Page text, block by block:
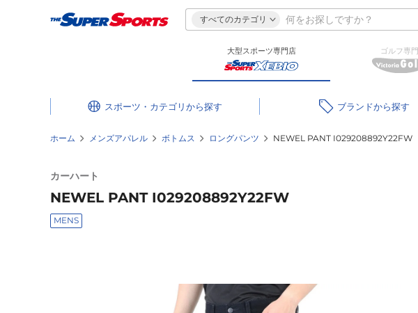
すべてのカテゴリ
大型スポーツ専門店 ゴルフ専門
スポーツ・カテゴリ ブランド
ホーム メンズアパレル ボトムス ロングパンツ NEWEL PANT I029208892Y22FW
カーハート
NEWEL PANT I029208892Y22FW
MENS